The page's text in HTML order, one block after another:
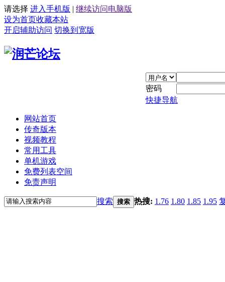
请选择 进入手机版 | 继续访问电脑版
设为首页收藏本站
开启辅助访问 切换到宽版
密码
快捷导航
网站首页
传奇版本
视频教程
常用工具
单机游戏
免费列表空间
免责声明
搜索 搜索 热搜: 1.76 1.80 1.85 1.95